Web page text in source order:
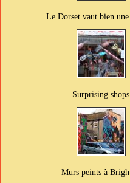
Le Dorset vaut bien
Surprising shops
Murs peints à